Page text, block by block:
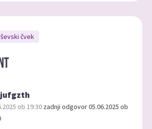
čvek
ob 19:30 zadnji odgovor 05.06.2025 ob